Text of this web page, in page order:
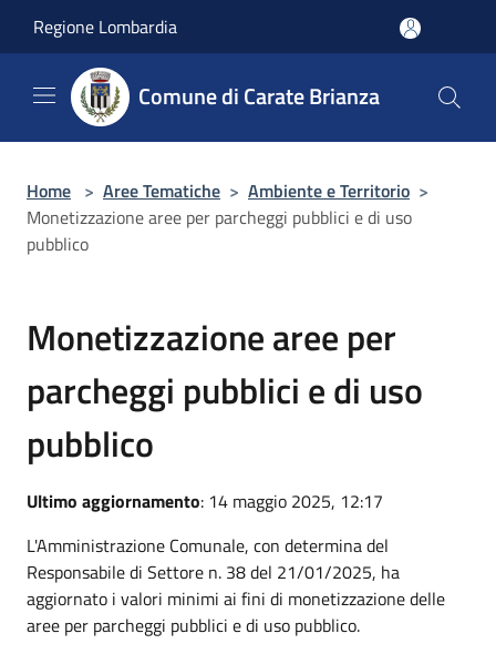
Regione Lombardia
Comune di Carate Brianza
Home > Aree Tematiche > Ambiente e Territorio >
Monetizzazione aree per parcheggi pubblici e di uso
pubblico
Monetizzazione aree per
parcheggi pubblici e di uso
pubblico
Ultimo aggiornamento: 14 maggio 2025, 12:17
L'Amministrazione Comunale, con determina del
Responsabile di Settore n. 38 del 21/01/2025, ha
aggiornato i valori minimi ai fini di monetizzazione delle
aree per parcheggi pubblici e di uso pubblico.